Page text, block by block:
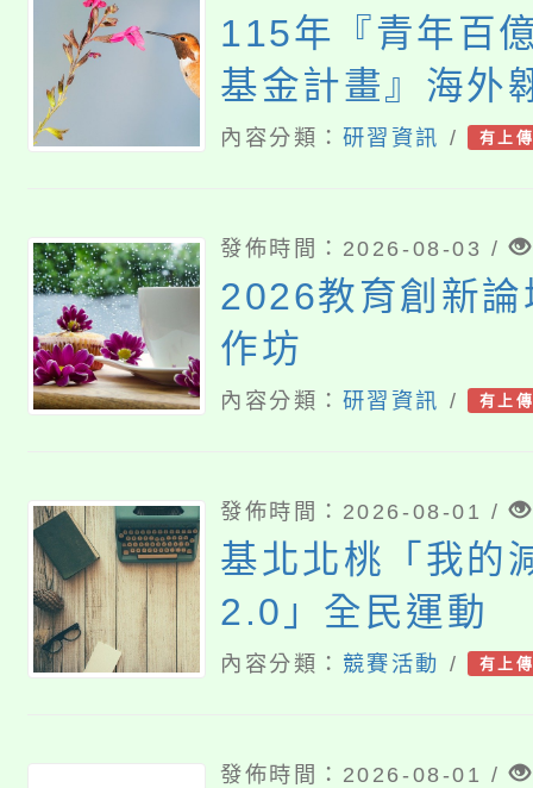
115年『青年百
基金計畫』海外
6『健康學一下
表會
內容分類： 研習資訊 / 有上
發佈時間：2026-08-03 /
2026教育創新
作坊
內容分類： 研習資訊 / 有上
發佈時間：2026-08-01 /
基北北桃「我的
2.0」全民運動
內容分類： 競賽活動 / 有上
發佈時間：2026-08-01 /